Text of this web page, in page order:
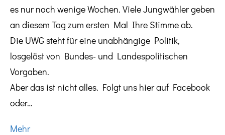
es nur noch wenige Wochen. Viele Jungwähler geben
an diesem Tag zum ersten Mal Ihre Stimme ab.
Die UWG steht für eine unabhängige Politik,
losgelöst von Bundes- und Landespolitischen
Vorgaben.
Aber das ist nicht alles. Folgt uns hier auf Facebook
oder…
Mehr